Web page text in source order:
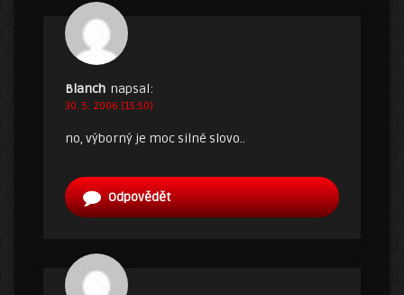
Blanch napsal:
30. 5. 2006 (15:50)
no, výborný je moc silné slovo..
Odpovědět